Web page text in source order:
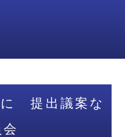
に 提出議案な